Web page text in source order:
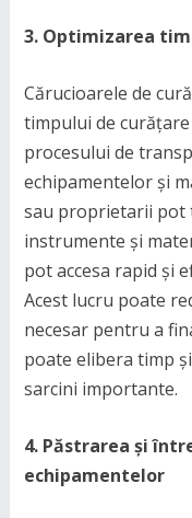
3. Optimizarea
Cărucioarele de
timpului de
procesului de
echipamentelor și
sau proprietarii pot
instrumente și
pot accesa rapid și
Acest lucru poate
necesar pentru a
poate elibera timp
sarcini importante.
4. Păstrarea și
echipamentelor